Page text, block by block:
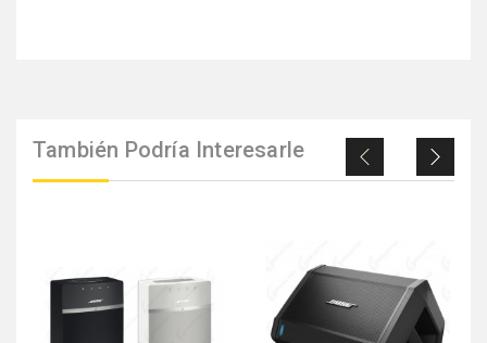
También Podría Interesarle